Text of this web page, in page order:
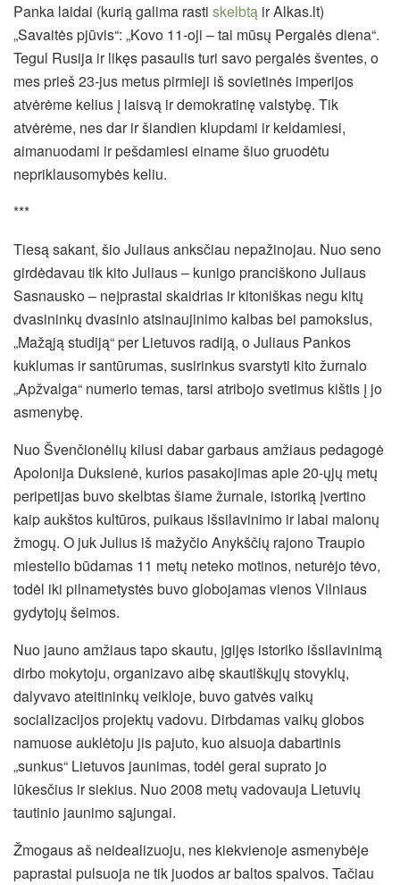
Panka laidai (kurią galima rasti skelbtą ir Alkas.lt)
„Savaitės pjūvis“: „Kovo 11-oji – tai mūsų Pergalės diena“.
Tegul Rusija ir likęs pasaulis turi savo pergalės šventes, o
mes prieš 23-jus metus pirmieji iš sovietinės imperijos
atvėrėme kelius į laisvą ir demokratinę valstybę. Tik
atvėrėme, nes dar ir šiandien klupdami ir keldamiesi,
aimanuodami ir pešdamiesi einame šiuo gruodėtu
nepriklausomybės keliu.
***
Tiesą sakant, šio Juliaus anksčiau nepažinojau. Nuo seno
girdėdavau tik kito Juliaus – kunigo pranciškono Juliaus
Sasnausko – neįprastai skaidrias ir kitoniškas negu kitų
dvasininkų dvasinio atsinaujinimo kalbas bei pamokslus,
„Mažąją studiją“ per Lietuvos radiją, o Juliaus Pankos
kuklumas ir santūrumas, susirinkus svarstyti kito žurnalo
„Apžvalga“ numerio temas, tarsi atribojo svetimus kištis į jo
asmenybę.
Nuo Švenčionėlių kilusi dabar garbaus amžiaus pedagogė
Apolonija Duksienė, kurios pasakojimas apie 20-ųjų metų
peripetijas buvo skelbtas šiame žurnale, istoriką įvertino
kaip aukštos kultūros, puikaus išsilavinimo ir labai malonų
žmogų. O juk Julius iš mažyčio Anykščių rajono Traupio
miestelio būdamas 11 metų neteko motinos, neturėjo tėvo,
todėl iki pilnametystės buvo globojamas vienos Vilniaus
gydytojų šeimos.
Nuo jauno amžiaus tapo skautu, įgijęs istoriko išsilavinimą
dirbo mokytoju, organizavo aibę skautiškųjų stovyklų,
dalyvavo ateitininkų veikloje, buvo gatvės vaikų
socializacijos projektų vadovu. Dirbdamas vaikų globos
namuose auklėtoju jis pajuto, kuo alsuoja dabartinis
„sunkus“ Lietuvos jaunimas, todėl gerai suprato jo
lūkesčius ir siekius. Nuo 2008 metų vadovauja Lietuvių
tautinio jaunimo sąjungai.
Žmogaus aš neidealizuoju, nes kiekvienoje asmenybėje
paprastai pulsuoja ne tik juodos ar baltos spalvos. Tačiau